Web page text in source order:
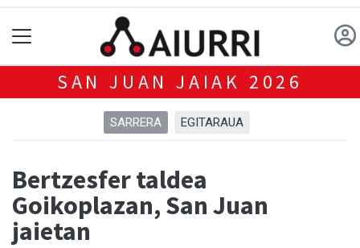
SAN JUAN JAIAK 2026
SARRERA EGITARAUA
Bertzesfer taldea
Goikoplazan, San Juan
jaietan